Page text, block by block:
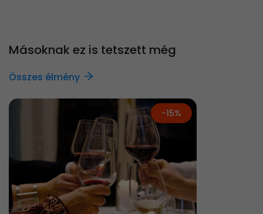
Másoknak ez is tetszett még
Összes élmény
-15%